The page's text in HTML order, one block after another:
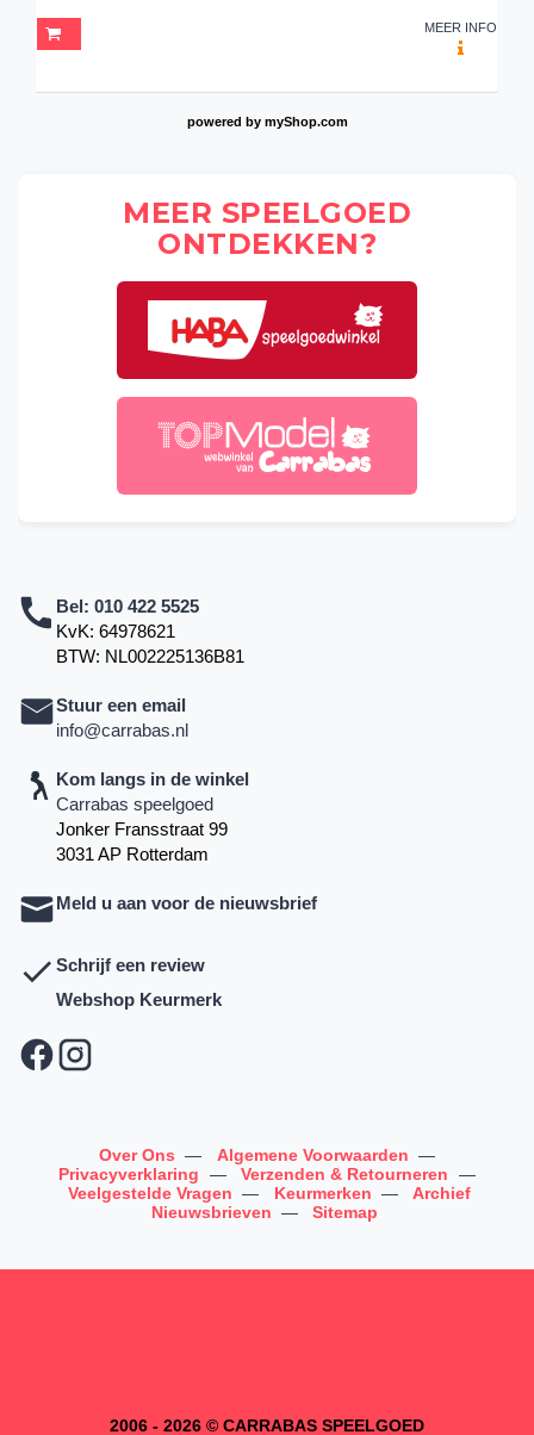
MEER INFO
powered by myShop.com
MEER SPEELGOED
ONTDEKKEN?
Bel: 010 422 5525
KvK: 64978621
BTW: NL002225136B81
Stuur een email
info@carrabas.nl
Kom langs in de winkel
Carrabas speelgoed
Jonker Fransstraat 99
3031 AP Rotterdam
Meld u aan voor de nieuwsbrief
Schrijf een review
Webshop Keurmerk
Over Ons — Algemene Voorwaarden —
Privacyverklaring
— Verzenden & Retourneren
—
Veelgestelde Vragen — Keurmerken —
Archief
Nieuwsbrieven — Sitemap
2006 - 2026 © CARRABAS SPEELGOED